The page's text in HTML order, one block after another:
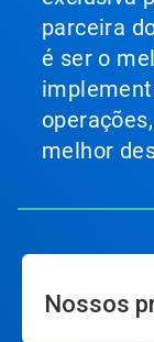
parceira
é ser o
melhor
Nossos